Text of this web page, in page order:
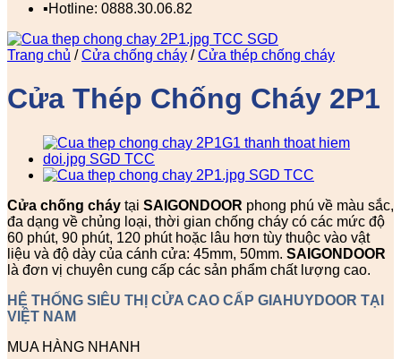
▪️Hotline: 0888.30.06.82
Trang chủ / Cửa chống cháy / Cửa thép chống cháy
Cửa Thép Chống Cháy 2P1
Cửa chống cháy tại SAIGONDOOR phong phú về màu sắc,
đa dạng về chủng loại, thời gian chống cháy có các mức độ
60 phút, 90 phút, 120 phút hoặc lâu hơn tùy thuộc vào vật
liệu và độ dày của cánh cửa: 45mm, 50mm. SAIGONDOOR
là đơn vị chuyên cung cấp các sản phẩm chất lượng cao.
HỆ THỐNG SIÊU THỊ CỬA CAO CẤP GIAHUYDOOR TẠI
VIỆT NAM
MUA HÀNG NHANH